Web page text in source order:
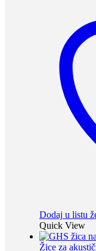
Dodaj u listu
Quick View
Žice za